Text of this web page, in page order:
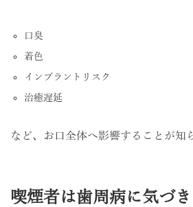
口臭
着色
インプラントリスク
治癒遅延
など、お口全体へ影響することが知
喫煙者は歯周病に気づ